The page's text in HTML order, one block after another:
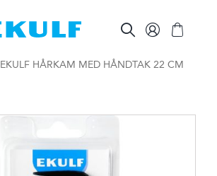
EKULF HÅRKAM MED HÅNDTAK 22 CM